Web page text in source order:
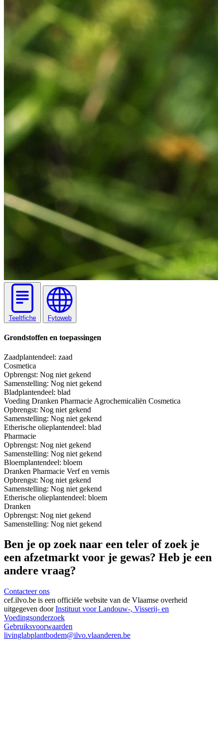
Teeltfiche Fytoweb
Grondstoffen en toepassingen
Zaadplantendeel: zaad
Cosmetica
Opbrengst: Nog niet gekend
Samenstelling: Nog niet gekend
Bladplantendeel: blad
Voeding Dranken Pharmacie Agrochemicaliën Cosmetica
Opbrengst: Nog niet gekend
Samenstelling: Nog niet gekend
Etherische olieplantendeel: blad
Pharmacie
Opbrengst: Nog niet gekend
Samenstelling: Nog niet gekend
Bloemplantendeel: bloem
Dranken Pharmacie Verf en vernis
Opbrengst: Nog niet gekend
Samenstelling: Nog niet gekend
Etherische olieplantendeel: bloem
Dranken
Opbrengst: Nog niet gekend
Samenstelling: Nog niet gekend
Ben je op zoek naar een teler of zoek je
een afzetmarkt voor je gewas? Heb je een
andere vraag?
Contacteer ons
cef.ilvo.be is een officiële website van de Vlaamse overheid
uitgegeven doorInstituut voor Landouw-, Visserij- en
Voedingsonderzoek
Gebruiksvoorwaarden
livinglabplantbodem@ilvo.vlaanderen.be